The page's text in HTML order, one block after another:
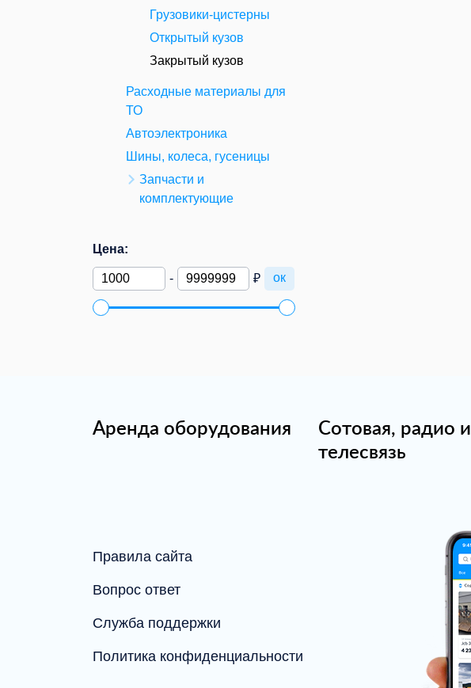
Грузовики-цистерны
Открытый кузов
Закрытый кузов
Расходные материалы для
ТО
Автоэлектроника
Шины, колеса, гусеницы
Запчасти и
комплектующие
Цена:
- ₽ ок
Аренда оборудования
Сотовая, радио и
телесвязь
Правила сайта
Вопрос ответ
Служба поддержки
Политика конфиденциальности